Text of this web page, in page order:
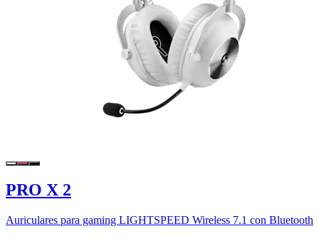
PRO X 2
Auriculares para gaming LIGHTSPEED Wireless 7.1 con Bluetooth